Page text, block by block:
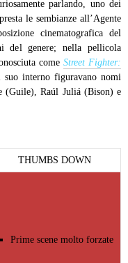
parlando, uno dei
le sembianze all’Agente
cinematografica del
del genere; nella pellicola
come Street Fighter:
interno figuravano nomi
(Guile), Raúl Juliá (Bison) e
THUMBS DOWN
Prime scene molto forzate